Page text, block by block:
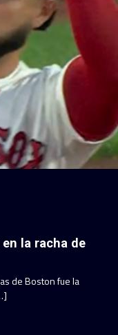
la racha de
de Boston fue la